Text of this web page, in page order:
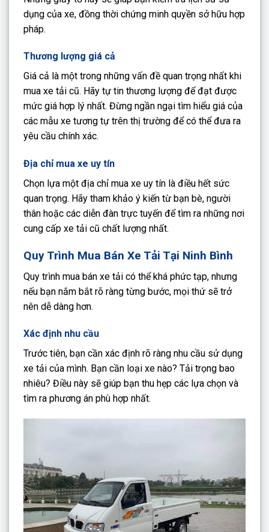
dụng của xe, đồng thời chứng minh quyền sở hữu hợp
pháp.
Thương lượng giá cả
Giá cả là một trong những vấn đề quan trọng nhất khi
mua xe tải cũ. Hãy tự tin thương lượng để đạt được
mức giá hợp lý nhất. Đừng ngần ngại tìm hiểu giá của
các mẫu xe tương tự trên thị trường để có thể đưa ra
yêu cầu chính xác.
Địa chỉ mua xe uy tín
Chọn lựa một địa chỉ mua xe uy tín là điều hết sức
quan trọng. Hãy tham khảo ý kiến từ bạn bè, người
thân hoặc các diễn đàn trực tuyến để tìm ra những nơi
cung cấp xe tải cũ chất lượng nhất.
Quy Trình Mua Bán Xe Tải Tại Ninh Bình
Quy trình mua bán xe tải có thể khá phức tạp, nhưng
nếu bạn nắm bắt rõ ràng từng bước, mọi thứ sẽ trở
nên dễ dàng hơn.
Xác định nhu cầu
Trước tiên, bạn cần xác định rõ ràng nhu cầu sử dụng
xe tải của mình. Bạn cần loại xe nào? Tải trọng bao
nhiêu? Điều này sẽ giúp bạn thu hẹp các lựa chọn và
tìm ra phương án phù hợp nhất.